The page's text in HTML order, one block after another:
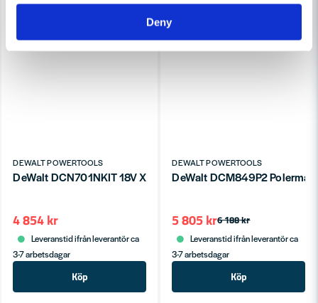
Deny
DEWALT POWERTOOLS
DeWalt DCN701NKIT 18V XR Verktygskit (utan batteri)
4 854 kr
Leveranstid ifrån leverantör ca
3-7 arbetsdagar
Köp
DEWALT POWERTOOLS
DeWalt DCM849P2
6 188 kr
5 805 kr
Leveranstid ifrån leverantör ca
3-7 arbetsdagar
Köp